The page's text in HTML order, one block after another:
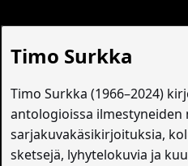
Timo Surkka
Timo Surkka (1966–2024)
antologioissa ilmestyneiden
sarjakuvakäsikirjoituksia,
sketsejä, lyhytelokuvia ja